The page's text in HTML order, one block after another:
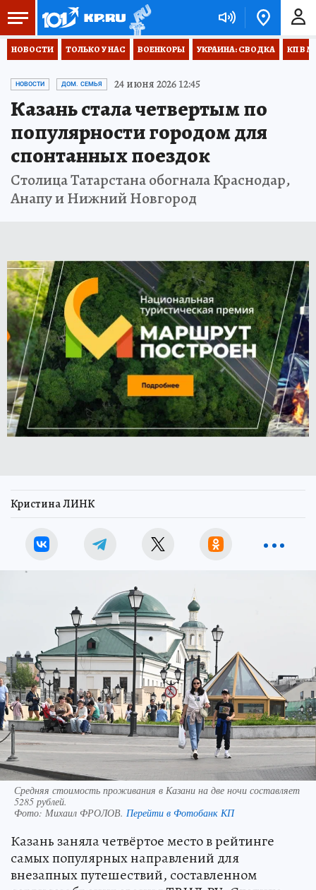
НОВОСТИ ТОЛЬКО У НАС ВОЕНКОРЫ УКРАИНА: СВОДКА КП В
НОВОСТИ ДОМ. СЕМЬЯ 24 июня 2026 12:45
Казань стала четвертым по
популярности городом для
спонтанных поездок
Столица Татарстана обогнала Краснодар,
Анапу и Нижний Новгород
Кристина ЛИНК
Средняя стоимость проживания в Казани на две ночи составляет
5285 рублей.
Фото: Михаил ФРОЛОВ. Перейти в Фотобанк КП
Казань заняла четвёртое место в рейтинге
самых популярных направлений для
внезапных путешествий, составленном